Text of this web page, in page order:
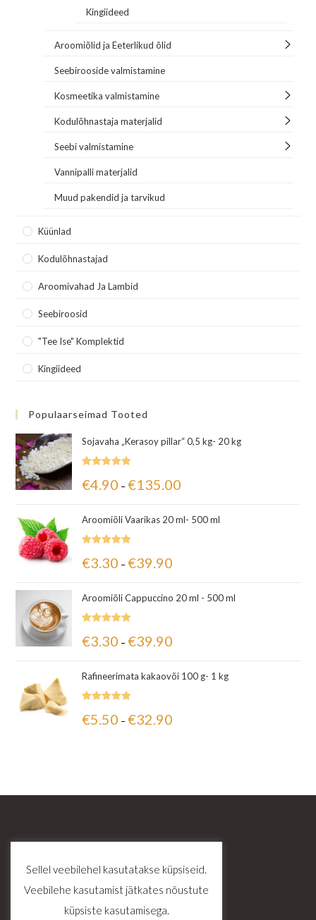
Kingiideed
Aroomiõlid ja Eeterlikud õlid
Seebirooside valmistamine
Kosmeetika valmistamine
Kodulõhnastaja materjalid
Seebi valmistamine
Vannipalli materjalid
Muud pakendid ja tarvikud
Küünlad
Kodulõhnastajad
Aroomivahad Ja Lambid
Seebiroosid
"Tee Ise" Komplektid
Kingiideed
Populaarseimad Tooted
Sojavaha „Kerasoy pillar“ 0,5 kg- 20 kg
5.00/ 5
€4.90 – €135.00
Aroomiõli Vaarikas 20 ml- 500 ml
5.00/ 5
€3.30 – €39.90
Aroomiõli Cappuccino 20 ml - 500 ml
5.00/ 5
€3.30 – €39.90
Rafineerimata kakaovõi 100 g- 1 kg
5.00 / 5
€5.50 – €32.90
Sellel veebilehel kasutatakse küpsiseid.
Veebilehe kasutamist jätkates nõustute
küpsiste kasutamisega.